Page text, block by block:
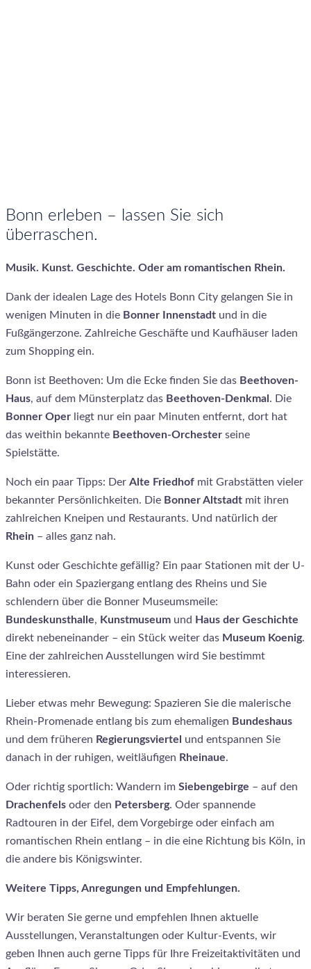
Bonn erleben – lassen Sie sich
überraschen.
Musik. Kunst. Geschichte. Oder am romantischen Rhein.
Dank der idealen Lage des Hotels Bonn City gelangen Sie in
wenigen Minuten in die Bonner Innenstadt und in die
Fußgängerzone. Zahlreiche Geschäfte und Kaufhäuser laden
zum Shopping ein.
Bonn ist Beethoven: Um die Ecke finden Sie das Beethoven-
Haus, auf dem Münsterplatz das Beethoven-Denkmal . Die
Bonner Oper liegt nur ein paar Minuten entfernt, dort hat
das weithin bekannte Beethoven-Orchester seine
Spielstätte.
Noch ein paar Tipps: Der Alte Friedhof mit Grabstätten vieler
bekannter Persönlichkeiten. Die Bonner Altstadt mit ihren
zahlreichen Kneipen und Restaurants. Und natürlich der
Rhein – alles ganz nah.
Kunst oder Geschichte gefällig? Ein paar Stationen mit der U-
Bahn oder ein Spaziergang entlang des Rheins und Sie
schlendern über die Bonner Museumsmeile:
Bundeskunsthalle, Kunstmuseum und Haus der Geschichte
direkt nebeneinander – ein Stück weiter das Museum Koenig.
Eine der zahlreichen Ausstellungen wird Sie bestimmt
interessieren.
Lieber etwas mehr Bewegung: Spazieren Sie die malerische
Rhein-Promenade entlang bis zum ehemaligen Bundeshaus
und dem früheren Regierungsviertel
und entspannen Sie
danach in der ruhigen, weitläufigen Rheinaue.
Oder richtig sportlich: Wandern im Siebengebirge – auf den
Drachenfels oder den Petersberg. Oder spannende
Radtouren in der Eifel, dem Vorgebirge oder einfach am
romantischen Rhein entlang – in die eine Richtung bis Köln, in
die andere bis Königswinter.
Weitere Tipps, Anregungen und Empfehlungen.
Wir beraten Sie gerne und empfehlen Ihnen aktuelle
Ausstellungen, Veranstaltungen oder Kultur-Events, wir
geben Ihnen auch gerne Tipps für Ihre Freizeitaktivitäten und